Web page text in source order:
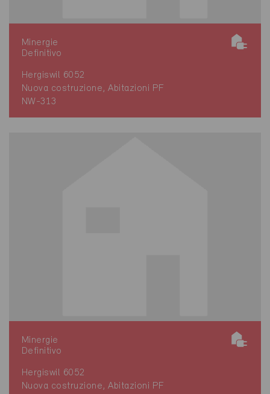
Minergie
Definitivo
Hergiswil 6052
Nuova costruzione, Abitazioni PF
NW-313
Minergie
Definitivo
Hergiswil 6052
Nuova costruzione, Abitazioni PF